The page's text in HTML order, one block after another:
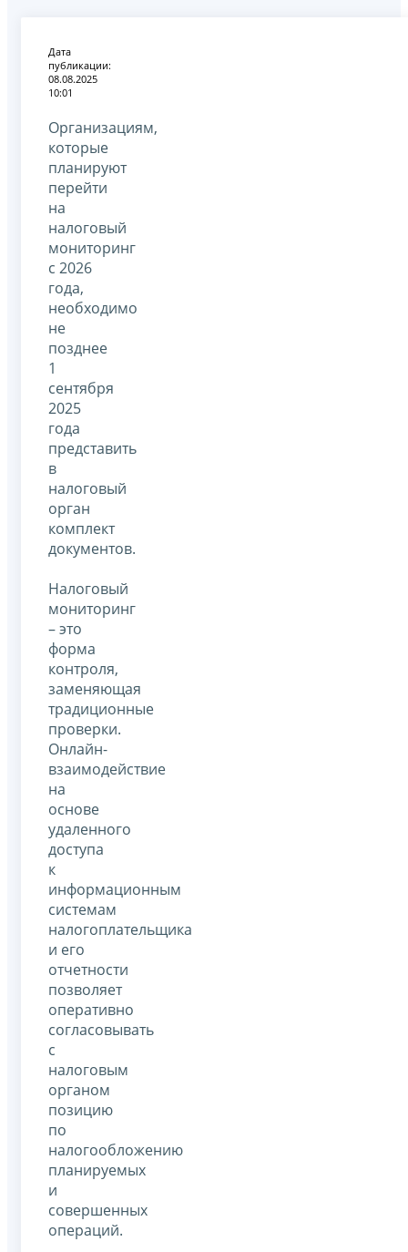
Дата
публикации:
08.08.2025
10:01
Организациям,
которые
планируют
перейти
на
налоговый
мониторинг
с 2026
года,
необходимо
не
позднее
1
сентября
2025
года
представить
в
налоговый
орган
комплект
документов.
Налоговый
мониторинг
– это
форма
контроля,
заменяющая
традиционные
проверки.
Онлайн-
взаимодействие
на
основе
удаленного
доступа
к
информационным
системам
налогоплательщика
и его
отчетности
позволяет
оперативно
согласовывать
с
налоговым
органом
позицию
по
налогообложению
планируемых
и
совершенных
операций.